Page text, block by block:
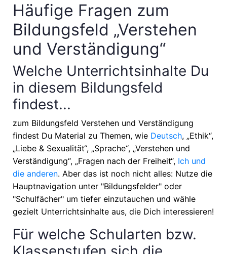
Häufige Fragen zum
Bildungsfeld „Verstehen
und Verständigung“
Welche Unterrichtsinhalte Du
in diesem Bildungsfeld
findest...
zum Bildungsfeld Verstehen und Verständigung
findest Du Material zu Themen, wie Deutsch, „Ethik“,
„Liebe & Sexualität“, „Sprache“, „Verstehen und
Verständigung“, „Fragen nach der Freiheit“, Ich und
die anderen. Aber das ist noch nicht alles: Nutze die
Hauptnavigation unter "Bildungsfelder" oder
"Schulfächer" um tiefer einzutauchen und wähle
gezielt Unterrichtsinhalte aus, die Dich interessieren!
Für welche Schularten bzw.